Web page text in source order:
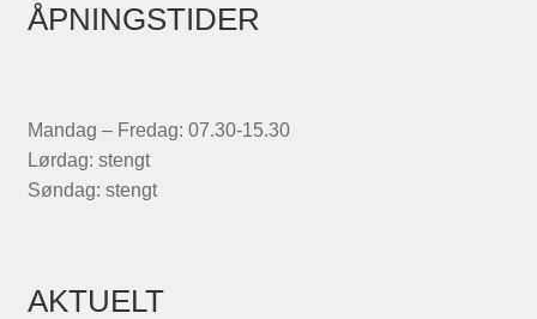
ÅPNINGSTIDER
Mandag – Fredag: 07.30-15.30
Lørdag: stengt
Søndag: stengt
AKTUELT